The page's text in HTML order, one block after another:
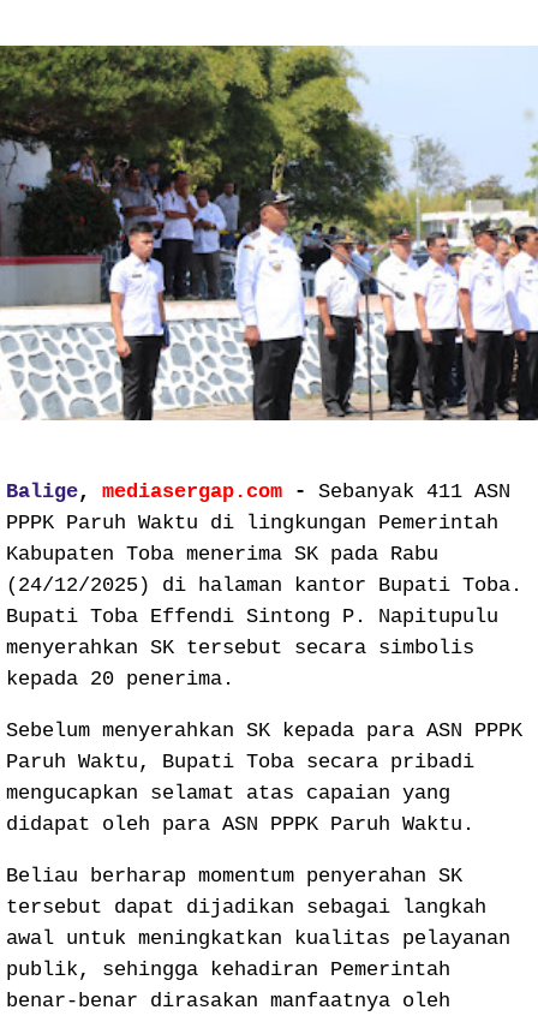
Balige, mediasergap.com - Sebanyak 411 ASN
PPPK Paruh Waktu di lingkungan Pemerintah
Kabupaten Toba menerima SK pada Rabu
(24/12/2025) di halaman kantor Bupati Toba.
Bupati Toba Effendi Sintong P. Napitupulu
menyerahkan SK tersebut secara simbolis
kepada 20 penerima.
Sebelum menyerahkan SK kepada para ASN PPPK
Paruh Waktu, Bupati Toba secara pribadi
mengucapkan selamat atas capaian yang
didapat oleh para ASN PPPK Paruh Waktu.
Beliau berharap momentum penyerahan SK
tersebut dapat dijadikan sebagai langkah
awal untuk meningkatkan kualitas pelayanan
publik, sehingga kehadiran Pemerintah
benar-benar dirasakan manfaatnya oleh